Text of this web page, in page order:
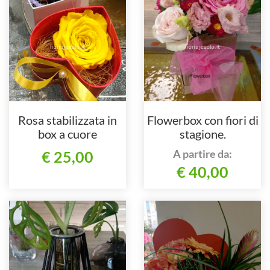
Rosa stabilizzata in
box a cuore
€ 25,00
Flowerbox con fiori di
stagione.
A partire da:
€ 40,00